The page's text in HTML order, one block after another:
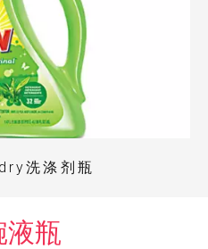
洗涤剂瓶
液瓶